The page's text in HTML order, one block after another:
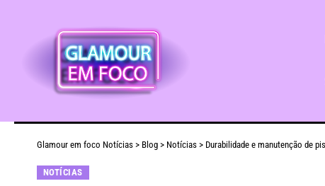
Glamour em foco Notícias > Blog > Notícias > Durabilidade e manutenção de
NOTÍCIAS